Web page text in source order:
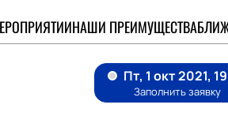
НАШИ ПРЕИМУЩЕСТВА